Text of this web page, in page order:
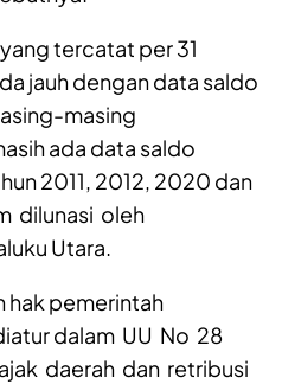
Rp 603.191.781.937,83
dengan saldo utang
Rp
tercatat per 31
jauh dengan data saldo
masing
2011, 2012, 2020 dan
dilunasi oleh
Utara.